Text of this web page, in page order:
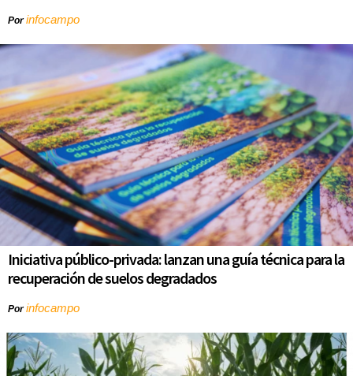
Porinfocampo
Iniciativa público-privada: lanzan una guía técnica para la
recuperación de suelos degradados
Porinfocampo